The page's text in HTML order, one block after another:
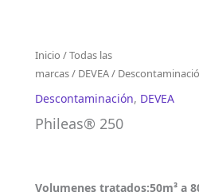
Inicio /Todas las
marcas/ DEVEA/
Descontaminación, DEVEA
Phileas® 250
Volumenes tratados:50m³ a